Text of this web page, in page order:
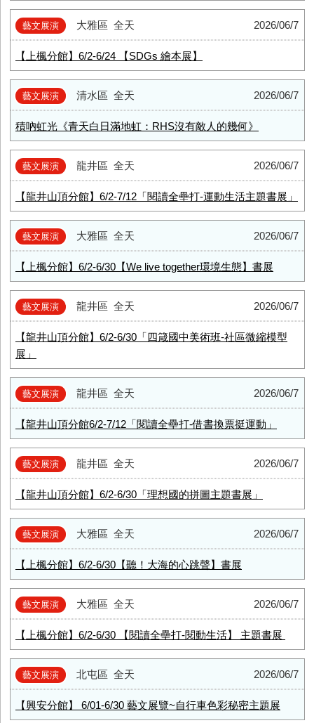
藝文展演 大雅區 2026/06/7
全天
【上楓分館】6/2-6/24 【SDGs 繪本展】
藝文展演 清水區 2026/06/7
全天
積吶虹光《青天白日滿地虹：RHS沒有敵人的幾何》
藝文展演 龍井區 2026/06/7
全天
【龍井山頂分館】6/2-7/12「閱讀全壘打-運動生活主題書展」
藝文展演 大雅區 2026/06/7
全天
【上楓分館】6/2-6/30【We live together環境生態】書展
藝文展演 龍井區 2026/06/7
全天
【龍井山頂分館】6/2-6/30「四箴國中美術班-社區微縮模型
展」
藝文展演 龍井區 2026/06/7
全天
【龍井山頂分館6/2-7/12「閱讀全壘打-借書換票挺運動」
藝文展演 龍井區 2026/06/7
全天
【龍井山頂分館】6/2-6/30「理想國的拼圖主題書展」
藝文展演 大雅區 2026/06/7
全天
【上楓分館】6/2-6/30【聽！大海的心跳聲】書展
藝文展演 大雅區 2026/06/7
全天
【上楓分館】6/2-6/30 【閱讀全壘打-閱動生活】 主題書展
藝文展演 北屯區 2026/06/7
全天
【興安分館】 6/01-6/30 藝文展覽~自行車色彩秘密主題展